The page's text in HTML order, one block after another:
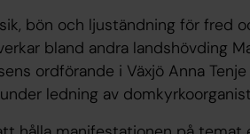
bön och ljuständning för fred
bland andra landshövding
ordförande i Växjö Anna
ledning av